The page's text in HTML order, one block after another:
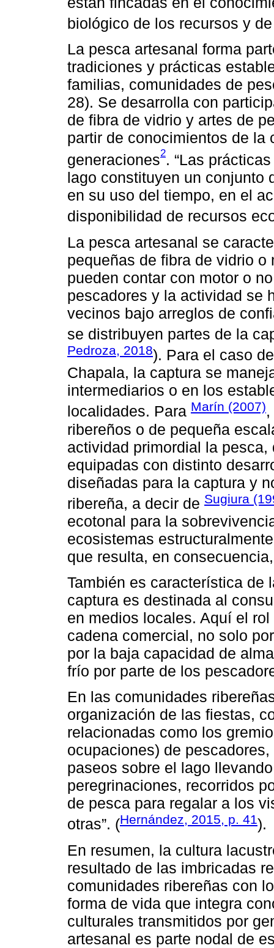
biológico de los recursos y
La pesca artesanal forma
tradiciones y prácticas
familias, comunidades de
28). Se desarrolla con
de fibra de vidrio y artes de
partir de conocimientos de la
generaciones2. “Las
lago constituyen un
en su uso del tiempo, en el
disponibilidad de recursos
La pesca artesanal se
pequeñas de fibra de vidrio
pueden contar con motor o
pescadores y la actividad se
vecinos bajo arreglos de
se distribuyen partes de la
Pedroza, 2018). Para el caso
Chapala, la captura se
intermediarios o en los
localidades. Para Marín (2007)
ribereños o de pequeña
actividad primordial la
equipadas con distinto
diseñadas para la captura y
ribereña, a decir de Sugiura
ecotonal para la
ecosistemas
que resulta, en
También es característica de
captura es destinada al
en medios locales. Aquí el
cadena comercial, no solo
por la baja capacidad de
frío por parte de los
En las comunidades
organización de las fiestas,
relacionadas como los
ocupaciones) de
paseos sobre el lago
peregrinaciones, recorridos
de pesca para regalar a los
otras”. (Hernández, 2015, p. 41).
En resumen, la cultura
resultado de las imbricadas
comunidades ribereñas con
forma de vida que integra
culturales transmitidos por
artesanal es parte nodal de